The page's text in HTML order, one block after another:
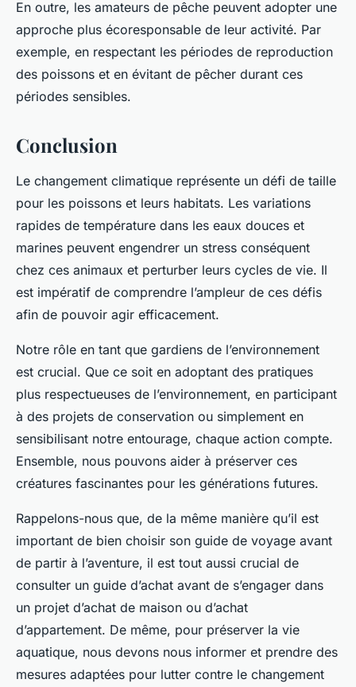
En outre, les amateurs de pêche peuvent adopter une
approche plus écoresponsable de leur activité. Par
exemple, en respectant les périodes de reproduction
des poissons et en évitant de pêcher durant ces
périodes sensibles.
Conclusion
Le changement climatique représente un défi de taille
pour les poissons et leurs habitats. Les variations
rapides de température dans les eaux douces et
marines peuvent engendrer un stress conséquent
chez ces animaux et perturber leurs cycles de vie. Il
est impératif de comprendre l’ampleur de ces défis
afin de pouvoir agir efficacement.
Notre rôle en tant que gardiens de l’environnement
est crucial. Que ce soit en adoptant des pratiques
plus respectueuses de l’environnement, en participant
à des projets de conservation ou simplement en
sensibilisant notre entourage, chaque action compte.
Ensemble, nous pouvons aider à préserver ces
créatures fascinantes pour les générations futures.
Rappelons-nous que, de la même manière qu’il est
important de bien choisir son guide de voyage avant
de partir à l’aventure, il est tout aussi crucial de
consulter un guide d’achat avant de s’engager dans
un projet d’achat de maison ou d’achat
d’appartement. De même, pour préserver la vie
aquatique, nous devons nous informer et prendre des
mesures adaptées pour lutter contre le changement